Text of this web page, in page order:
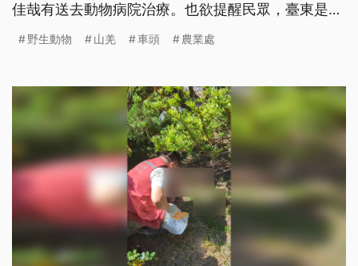
佳哉有送去動物病院治療。也欲提醒民眾，臺東是真
聞標題、前言是臺語文。）
野生動物 山羌 車頭 農業處